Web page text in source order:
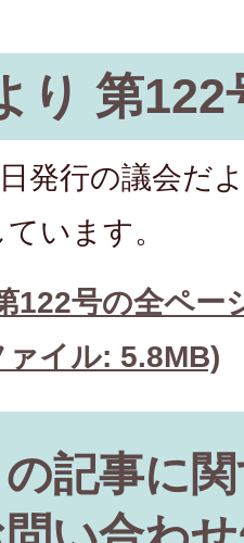
り 第122
発行の議会だ
います。
122号の全ペー
ァイル: 5.8MB)
記事に